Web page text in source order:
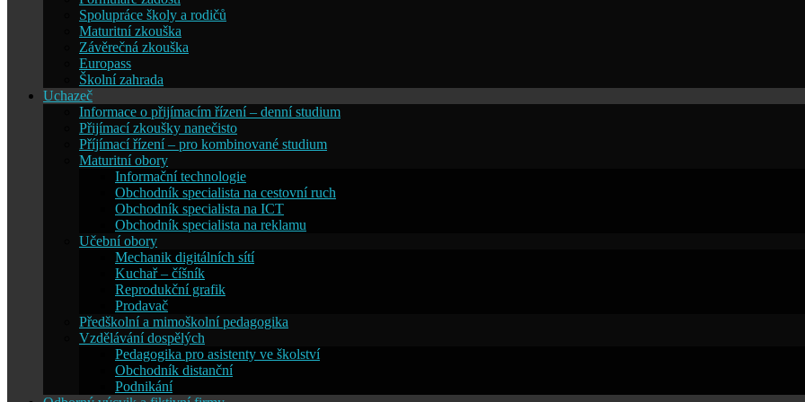
Spolupráce školy a rodičů
Maturitní zkouška
Závěrečná zkouška
Europass
Školní zahrada
Uchazeč
Informace o přijímacím řízení – denní studium
Přijímací zkoušky nanečisto
Příjímací řízení – pro kombinované studium
Maturitní obory
Informační technologie
Obchodník specialista na cestovní ruch
Obchodník specialista na ICT
Obchodník specialista na reklamu
Učební obory
Mechanik digitálních sítí
Kuchař – číšník
Reprodukční grafik
Prodavač
Předškolní a mimoškolní pedagogika
Vzdělávání dospělých
Pedagogika pro asistenty ve školství
Obchodník distanční
Podnikání